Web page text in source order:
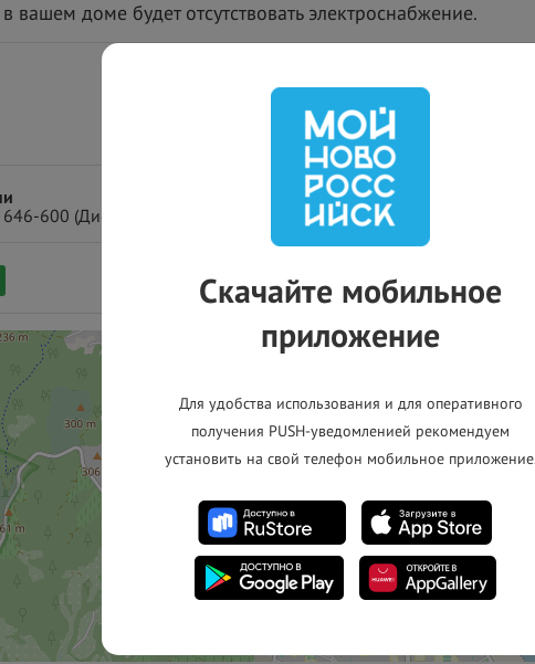
доме будет отсутствовать электроснабжение.
646-600 (Диспетчер)
Скачайте мобильное
приложение
Для удобства использования и для оперативного
получения PUSH-уведомленией рекомендуем
установить на свой телефон мобильное